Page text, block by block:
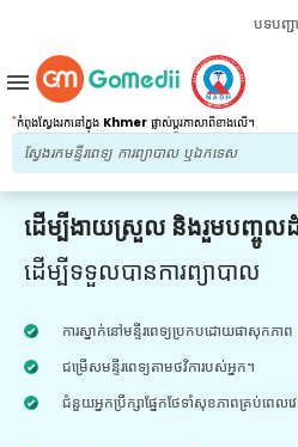
បទបញ្ជា
*កំពុងស្វែងរកនៅក្នុង Khmer ផ្លាស់ប្តូរភាសាពីខាងលើ។
menu
ដើម្បីងាយស្រួល និងរួមបញ្ចូល
ដើម្បីទទួលបានការព្យាបាល
ការស្នាក់នៅមន្ទីរពេទ្យប្រកបដោយផាសុកភាព
ជម្រើសមន្ទីរពេទ្យតាមថវិការបស់អ្នក។
ជំនួយអ្នកប្រឹក្សាផ្នែកថែទាំសុខភាពគ្រប់ពេលវ